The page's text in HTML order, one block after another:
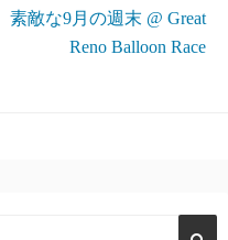
素敵な9月の週末 @ Great
Reno Balloon Race